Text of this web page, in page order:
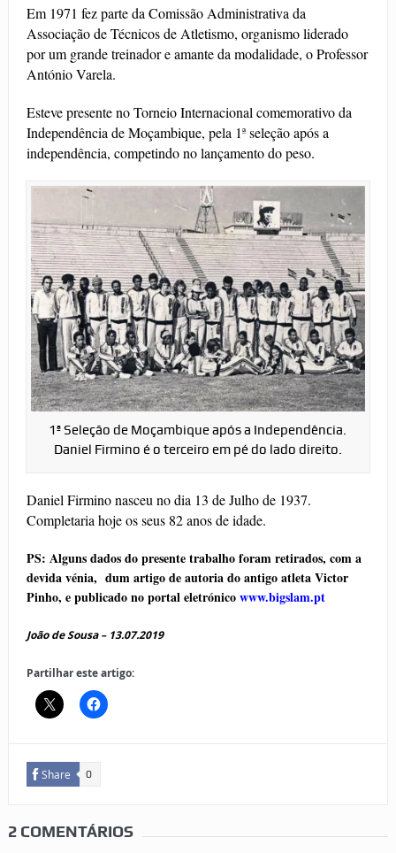
Em 1971 fez parte da Comissão Administrativa da
Associação de Técnicos de Atletismo, organismo liderado
por um grande treinador e amante da modalidade, o Professor
António Varela.
Esteve presente no Torneio Internacional comemorativo da
Independência de Moçambique, pela 1ª seleção após a
independência, competindo no lançamento do peso.
1ª Seleção de Moçambique após a Independência.
Daniel Firmino é o terceiro em pé do lado direito.
Daniel Firmino nasceu no dia 13 de Julho de 1937.
Completaria hoje os seus 82 anos de idade.
PS: Alguns dados do presente trabalho foram retirados, com a
devida vénia, dum artigo de autoria do antigo atleta Victor
Pinho, e publicado no portal eletrónicowww.bigslam.pt
João de Sousa – 13.07.2019
Partilhar este artigo:
Share 0
2 COMENTÁRIOS